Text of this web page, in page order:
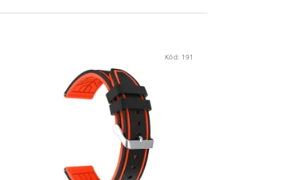
Kód: 191